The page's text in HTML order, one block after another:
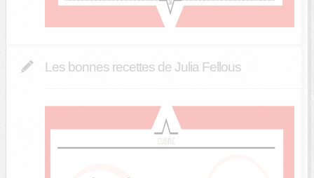
Les bonnes recettes de Julia Fellous